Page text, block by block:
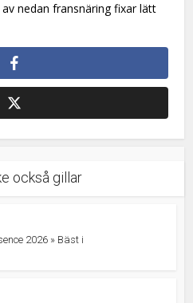
nedan fransnäring fixar lätt
också gillar
2026 » Bäst i